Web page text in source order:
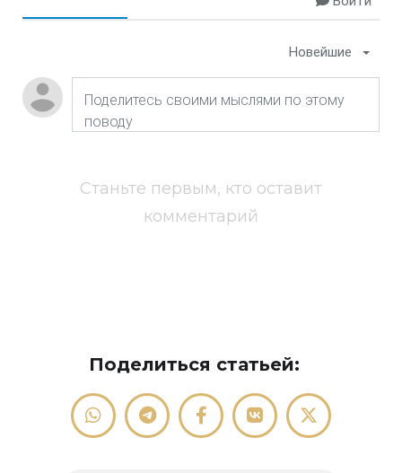
Новейшие
Станьте первым, кто оставит
комментарий
Поделиться статьей: